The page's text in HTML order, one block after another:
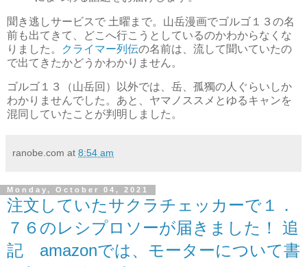
聞き逃しサービスで 土曜まで。山岳漫画でゴルゴ１３の名
前も出てきて、どこへ行こうとしているのかわからなくな
りました。
クライマー列伝の名前は、流して聞いていたの
で出てきたかどうかわかりません。
ゴルゴ１３（山岳回）以外では、岳、孤獨の人ぐらいしか
わかりませんでした。あと、ヤマノススメとゆるキャンを
混同していたことが判明しました。
ranobe.com at 8:54 am
Monday, October 04, 2021
注文していたサクラチェッカーで１．
７６のレシプロソーが届きました！ 追
記 amazonでは、モーターについて書